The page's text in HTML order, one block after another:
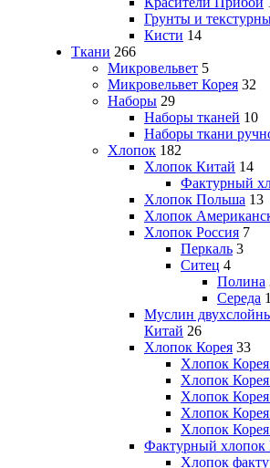
Грунты и
Кисти 14
Ткани 266
Микровельвет 5
Микровельвет Корея 32
Наборы 29
Наборы тканей 10
Наборы ткани
Хлопок 182
Хлопок Китай 14
Фактурный
Хлопок Польша 13
Хлопок
Хлопок Россия 7
Перкаль 3
Ситец 4
Полина
Середа 1
Муслин
Китай 26
Хлопок Корея 33
Хлопок Корея
Хлопок
Хлопок
Хлопок
Хлопок Корея
Фактурный хлопок
Хлопок